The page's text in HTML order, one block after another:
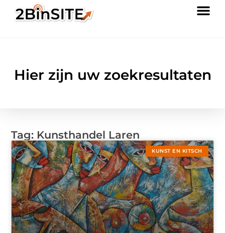
Hier zijn uw zoekresultaten
Tag: Kunsthandel Laren
KUNST EN KITSCH